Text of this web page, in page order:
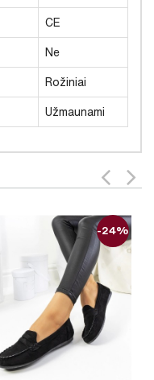
CE
Ne
Rožiniai
Užmaunami
-24%